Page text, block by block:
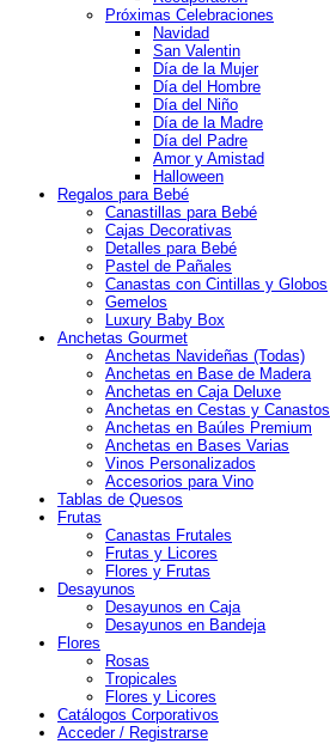
Próximas Celebraciones
Navidad
San Valentin
Día de la Mujer
Día del Hombre
Día del Niño
Día de la Madre
Día del Padre
Amor y Amistad
Halloween
Regalos para Bebé
Canastillas para Bebé
Cajas Decorativas
Detalles para Bebé
Pastel de Pañales
Canastas con Cintillas y Globos
Gemelos
Luxury Baby Box
Anchetas Gourmet
Anchetas Navideñas (Todas)
Anchetas en Base de Madera
Anchetas en Caja Deluxe
Anchetas en Cestas y Canastos
Anchetas en Baúles Premium
Anchetas en Bases Varias
Vinos Personalizados
Accesorios para Vino
Tablas de Quesos
Frutas
Canastas Frutales
Frutas y Licores
Flores y Frutas
Desayunos
Desayunos en Caja
Desayunos en Bandeja
Flores
Rosas
Tropicales
Flores y Licores
Catálogos Corporativos
Acceder / Registrarse